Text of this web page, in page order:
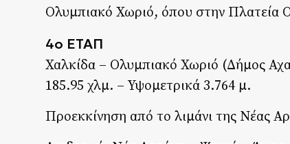
Ολυμπιακό Χωριό, όπου στην Πλατεία
4ο ΕΤΑΠ
Χαλκίδα – Ολυμπιακό Χωριό (Δήμος
185.95 χλμ. – Υψομετρικά 3.764 μ.
Προεκκίνηση από το λιμάνι της Νέας